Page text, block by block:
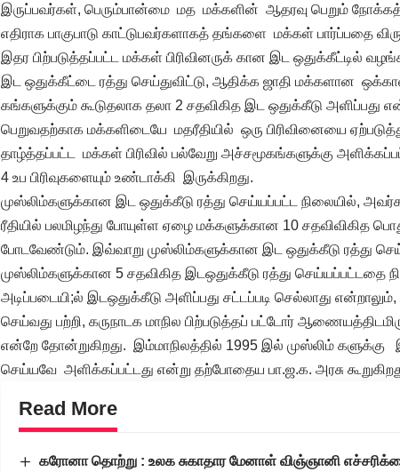
இருப்பவர்கள், பெரும்பான்மை மத மக்களின் ஆதரவு பெறும்
எதிராக பாகுபாடு காட்டுபவர்களாகத் தங்களை மக்கள் பார்ப்பதை
இதர பிற்படுத்தப்பட்ட மக்கள் பிரிவினருக் கான இட ஒதுக்கீட்டில்
இட ஒதுக்கீட்டை ரத்து செய்துவிட்டு, ஆதிக்க ஜாதி மக்களான
கங்களுக்கும் கூடுதலாக தலா 2 சதவிகித இட ஒதுக்கீடு அளிப்பது
பெறுவதற்காக மக்களிடையே மதரீதியில் ஒரு பிரிவினையை
தாழ்த்தப்பட்ட மக்கள் பிரிவில் பல்வேறு அச்சமூகங்களுக்கு
4 உப பிரிவுகளையும் உண்டாக்கி இருக்கிறது.
முஸ்லிம்களுக்கான இட ஒதுக்கீடு ரத்து செய்யப்பட்ட நிலையில்,
ரீதியில் பலமிழந்து போயுள்ள ஏழை மக்களுக்கான 10 சதவிவிகித
போடவேண்டும். இவ்வாறு முஸ்லிம்களுக்கான இட ஒதுக்கீடு ரத்து
முஸ்லிம்களுக்கான 5 சதவிகித இடஒதுக்கீடு ரத்து செய்யப்பட்டதை
அடிப்படையி;ல் இடஒதுக்கீடு அளிப்பது சட்டப்படி செல்லாது
செய்வது பற்றி, கருநாடக மாநில பிற்படுத்தப் பட்டோர்
என்றே தோன்றுகிறது. இம்மாநிலத்தில் 1995 இல் முஸ்லிம்
செய்யவே அளிக்கப்பட்டது என்று தற்போதைய பா.ஜ.க. அரசு
Read More
கரோனா தொற்று : உலக சுகாதார மேனாள் விஞ்ஞானி